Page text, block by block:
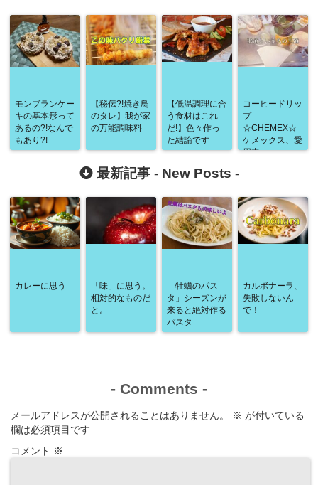
モンブランケー
キの基本形って
あるの?!なんで
もあり?!
【秘伝?!焼き鳥
のタレ】我が家
の万能調味料
【低温調理に合
う食材はこれ
だ!】色々作っ
た結論です
コーヒードリッ
プ
☆CHEMEX☆
ケメックス、愛
用中
最新記事 - New Posts -
カレーに思う
「味」に思う。
相対的なものだ
と。
「牡蠣のパス
タ」シーズンが
来ると絶対作る
パスタ
カルボナーラ、
失敗しないん
で！
- Comments -
メールアドレスが公開されることはありません。 ※ が付いている
欄は必須項目です
コメント ※